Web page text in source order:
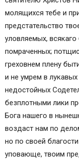
молящихся тебе и
предстательство
уловляемых,
помраченных;
греховнем плену
и не умрем в
недостойных
безплотными лики
Бога нашего в
воздаст нам по
но по своей
уповающе, твоим